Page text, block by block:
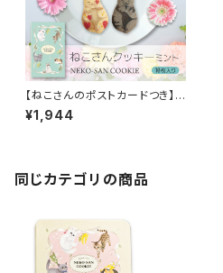
【ねこさんのポストカードつき】
猫 お菓子 ねこさんクッキー ( 1
0枚入 ) ミント
¥1,944
同じカテゴリの商品